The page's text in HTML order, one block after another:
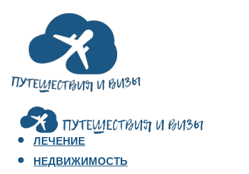
ЛЕЧЕНИЕ
НЕДВИЖИМОСТЬ